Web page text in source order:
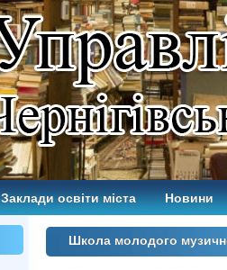
Заклади освіти міста Новини
Школа молодого